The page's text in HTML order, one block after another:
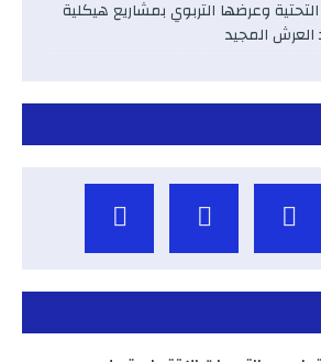
وعرضها التربوي بمشاريع هيكلية
المجيد